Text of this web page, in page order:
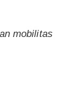
mobilitas